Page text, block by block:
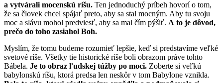
a vytvárali mocenskú ríšu. Ten jednoduchý príbeh hovorí o tom,
že sa človek chcel spájať preto, aby sa stal mocným. Aby tu svoju
moc a slávu mohol predviesť, aby sa mal čím pýšiť. A to je dôvod,
prečo do toho zasiahol Boh.
Myslím, že tomu budeme rozumieť lepšie, keď si predstavíme veľké
svetové ríše. Všetky tie historické ríše boli obrazom práve tohto
Bábela. Je to obraz ľudskej túžby po moci. Zoberte si veľkú
babylonskú ríšu, ktorá predsa len neskôr v tom Babylone vznikla.